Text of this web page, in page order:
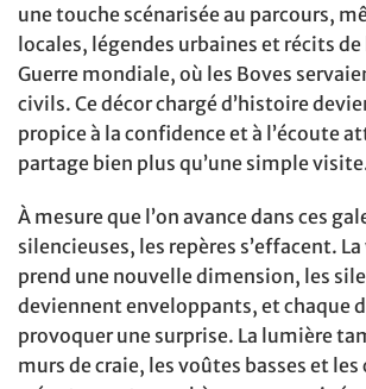
une touche scénarisée au parcours,
locales, légendes urbaines et récits de
Guerre mondiale, où les Boves
civils. Ce décor chargé d’histoire
propice à la confidence et à l’écoute
partage bien plus qu’une simple
À mesure que l’on avance dans ces
silencieuses, les repères s’effacent.
prend une nouvelle dimension, les
deviennent enveloppants, et chaque
provoquer une surprise. La lumière
murs de craie, les voûtes basses et